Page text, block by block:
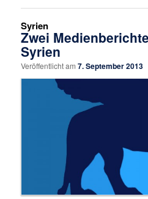
Syrien
Zwei
Syrien
Veröffentlicht am7. September 2013